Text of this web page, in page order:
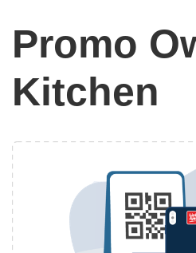
Promo
Kitchen